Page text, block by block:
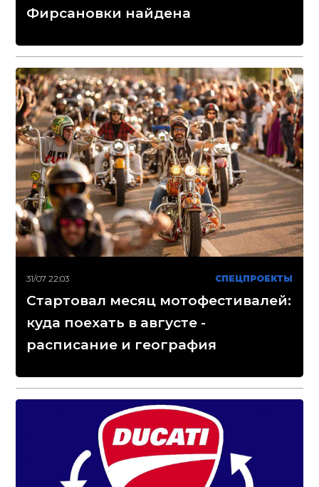
Фирсановки найдена
31/07 22:03 СПЕЦПРОЕКТЫ
Стартовал месяц мотофестивалей:
куда поехать в августе -
расписание и география